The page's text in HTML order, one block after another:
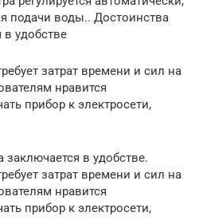
подачи воды.. Достоинства
в удобстве
затрат времени и сил на
нравится
прибор к электросети,
заключается в удобстве.
затрат времени и сил на
нравится
прибор к электросети,